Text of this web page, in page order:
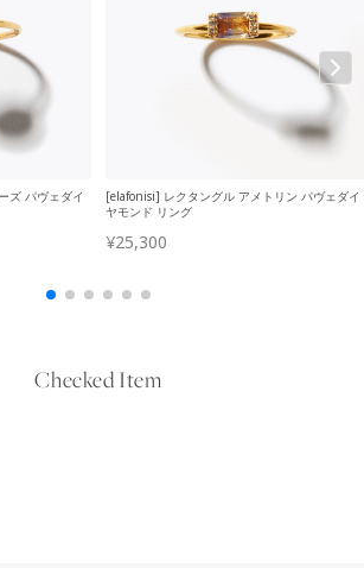
Checked Item